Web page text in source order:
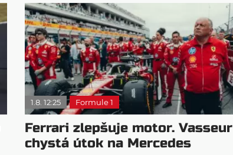
1.8. 12:25 Formule 1
Ferrari zlepšuje motor. Vasseur
chystá útok na Mercedes